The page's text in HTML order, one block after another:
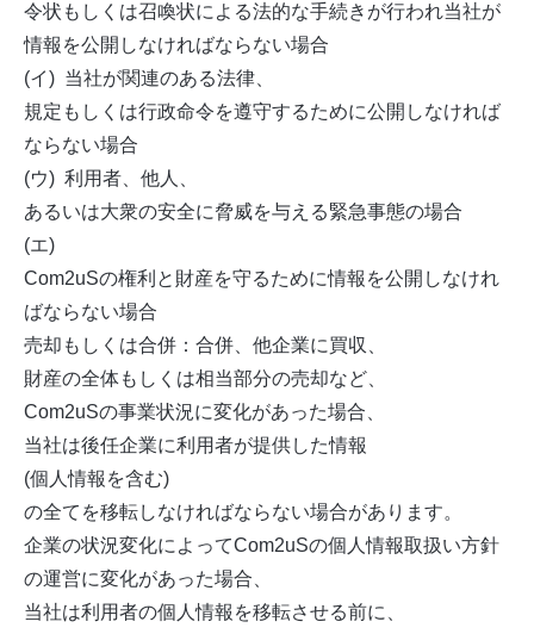
令状もしくは召喚状による法的な手続きが行われ当社が
情報を公開しなければならない場合
(イ) 当社が関連のある法律、
規定もしくは行政命令を遵守するために公開しなければ
ならない場合
(ウ) 利用者、他人、
あるいは大衆の安全に脅威を与える緊急事態の場合
(エ)
Com2uSの権利と財産を守るために情報を公開しなけれ
ばならない場合
売却もしくは合併：合併、他企業に買収、
財産の全体もしくは相当部分の売却など、
Com2uSの事業状況に変化があった場合、
当社は後任企業に利用者が提供した情報
(個人情報を含む)
の全てを移転しなければならない場合があります。
企業の状況変化によってCom2uSの個人情報取扱い方針
の運営に変化があった場合、
当社は利用者の個人情報を移転させる前に、